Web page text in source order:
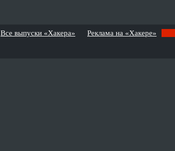
Все выпуски «Хакера» Реклама на «Хакере»